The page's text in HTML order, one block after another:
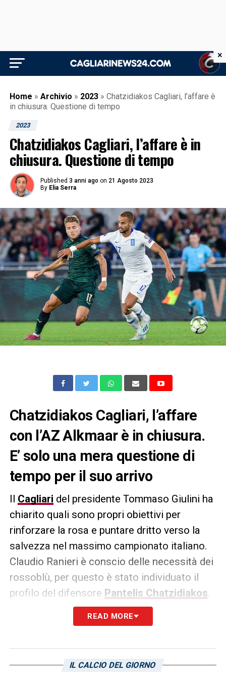
Home » Archivio » 2023 » Chatzidiakos Cagliari, l’affare è
in chiusura. Questione di tempo
2023
Chatzidiakos Cagliari, l’affare è in
chiusura. Questione di tempo
Published 3 anni ago on 21 Agosto 2023
By Elia Serra
Chatzidiakos Cagliari, l’affare
con l’AZ Alkmaar è in chiusura.
E’ solo una mera questione di
tempo per il suo arrivo
Il Cagliari del presidente Tommaso Giulini ha
chiarito quali sono propri obiettivi per
rinforzare la rosa e puntare dritto verso la
salvezza nel massimo campionato italiano.
Claudio Ranieri è conscio delle necessità dei
rossoblù, per questo è stato individuato il
profilo del difensore Pantelis Chatzidiakos.
L’edizione odierna deL’Unione Sarda
come l’affare sia in chiusura per il classe 97′
Le cifre dell’operazione dovrebbero essere
READ MORE
IL CALCIO DEL GIORNO
×